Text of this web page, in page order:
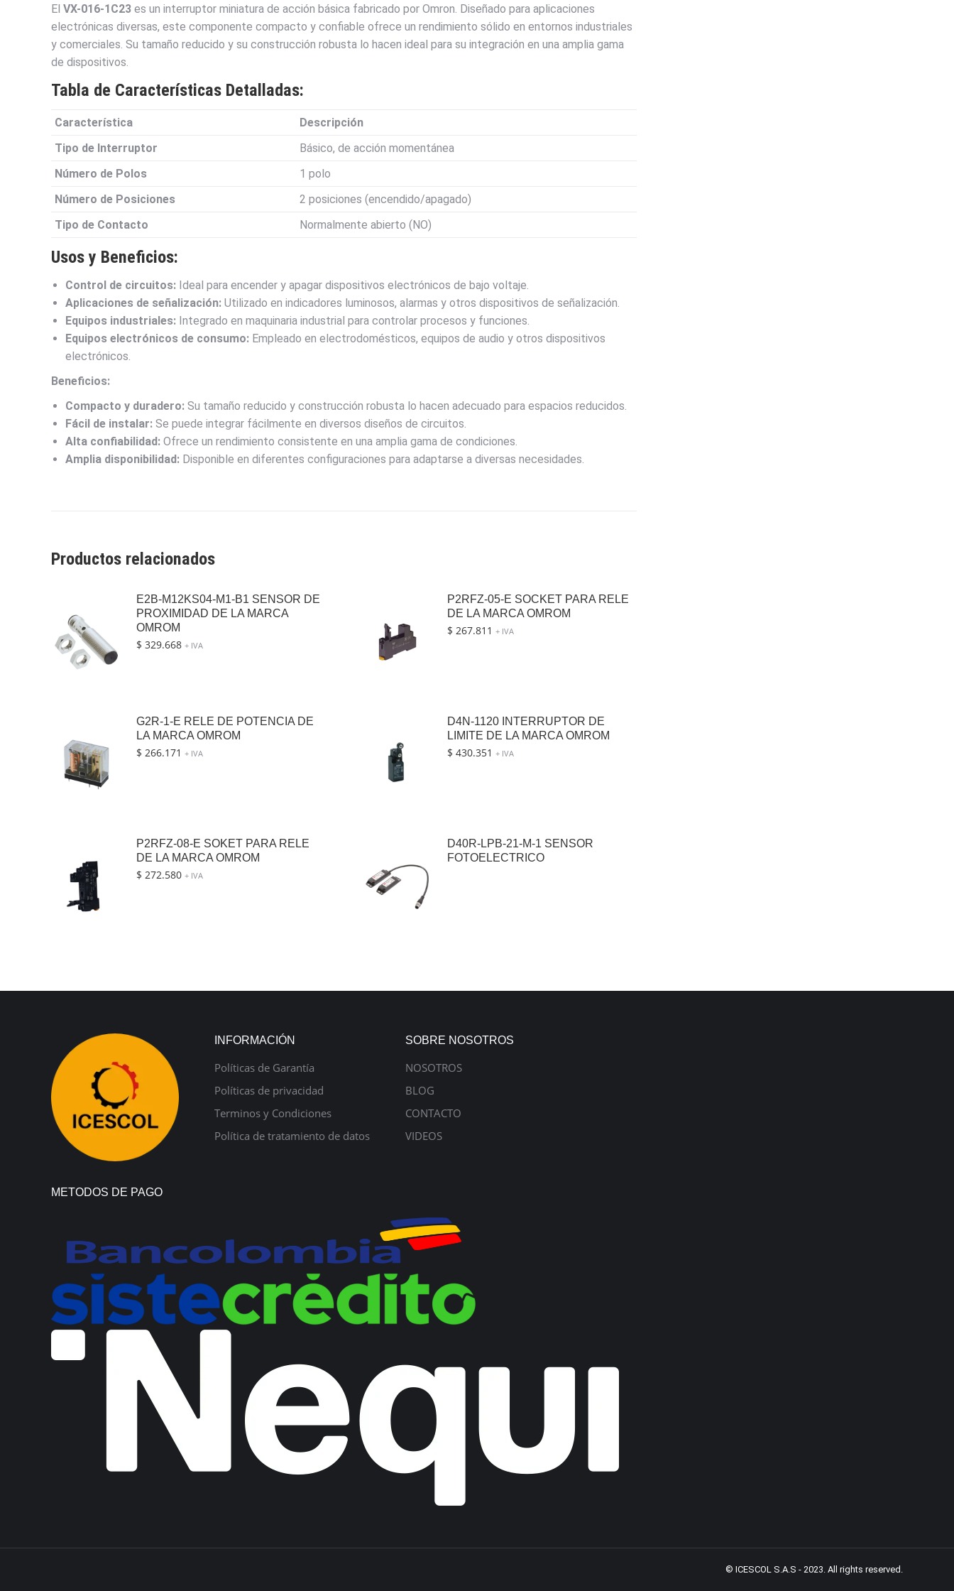
El VX-016-1C23 es un interruptor miniatura de acción básica fabricado por Omron. Diseñado para aplicaciones
electrónicas diversas, este componente compacto y confiable ofrece un rendimiento sólido en entornos industriales
y comerciales. Su tamaño reducido y su construcción robusta lo hacen ideal para su integración en una amplia gama
de dispositivos.
Tabla de Características Detalladas:
Característica
Descripción
Tipo de Interruptor
Básico, de acción momentánea
Número de Polos
1 polo
Número de Posiciones
2 posiciones (encendido/apagado)
Tipo de Contacto
Normalmente abierto (NO)
Usos y Beneficios:
Control de circuitos: Ideal para encender y apagar dispositivos electrónicos de bajo voltaje.
Aplicaciones de señalización: Utilizado en indicadores luminosos, alarmas y otros dispositivos de señalización.
Equipos industriales: Integrado en maquinaria industrial para controlar procesos y funciones.
Equipos electrónicos de consumo: Empleado en electrodomésticos, equipos de audio y otros dispositivos
electrónicos.
Beneficios:
Compacto y duradero: Su tamaño reducido y construcción robusta lo hacen adecuado para espacios reducidos.
Fácil de instalar: Se puede integrar fácilmente en diversos diseños de circuitos.
Alta confiabilidad: Ofrece un rendimiento consistente en una amplia gama de condiciones.
Amplia disponibilidad: Disponible en diferentes configuraciones para adaptarse a diversas necesidades.
Productos relacionados
E2B-M12KS04-M1-B1 SENSOR DE
PROXIMIDAD DE LA MARCA
OMROM
$ 329.668 + IVA
P2RFZ-05-E SOCKET PARA RELE
DE LA MARCA OMROM
$ 267.811 + IVA
G2R-1-E RELE DE POTENCIA DE
LA MARCA OMROM
$ 266.171 + IVA
D4N-1120 INTERRUPTOR DE
LIMITE DE LA MARCA OMROM
$ 430.351 + IVA
P2RFZ-08-E SOKET PARA RELE
DE LA MARCA OMROM
$ 272.580 + IVA
D40R-LPB-21-M-1 SENSOR
FOTOELECTRICO
INFORMACIÓN
Políticas de Garantía
Políticas de privacidad
Terminos y Condiciones
Política de tratamiento de datos
SOBRE NOSOTROS
NOSOTROS
BLOG
CONTACTO
VIDEOS
METODOS DE PAGO
© ICESCOL S.A.S - 2023. All rights reserved.